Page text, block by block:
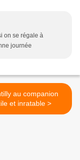
on se régale à
journée
au companion
facile et inratable >